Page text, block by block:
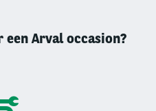
Arval occasion?